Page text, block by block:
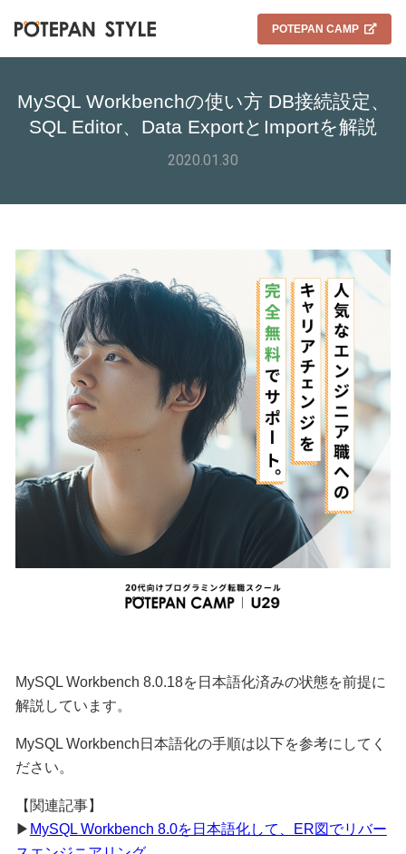
POTEPAN CAMP
MySQL Workbenchの使い方 DB接続設定、
SQL Editor、Data ExportとImportを解説
2020.01.30
MySQL Workbench 8.0.18を日本語化済みの状態を前提に
解説しています。
MySQL Workbench日本語化の手順は以下を参考にしてく
ださい。
【関連記事】
▶ MySQL Workbench 8.0を日本語化して、ER図でリバー